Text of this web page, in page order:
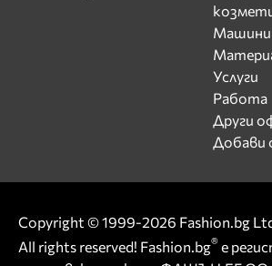
Машини
Услуги
Работа
Други
Добави
Copyright © 1999-2026 Fashion.bg
All rights reserved! Fashion.bg® е